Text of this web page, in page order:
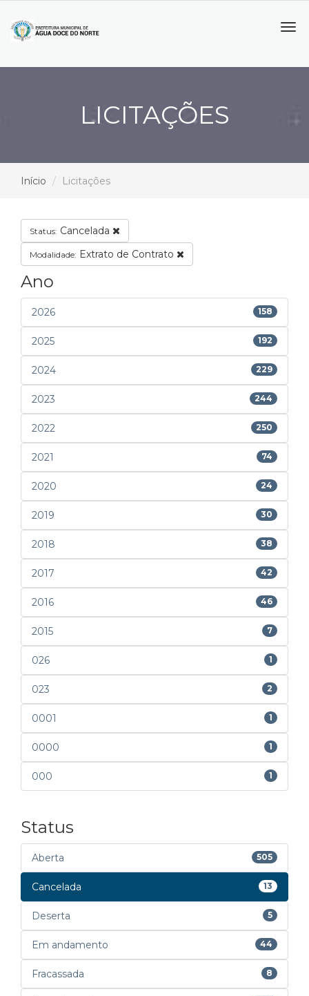
LICITAÇÕES
Início Licitações
Status: Cancelada
Modalidade: Extrato de Contrato
Ano
2026 158
2025 192
2024 229
2023 244
2022 250
2021 74
2020 24
2019 30
2018 38
2017 42
2016 46
2015 7
026 1
023 2
0001 1
0000 1
000 1
Status
Aberta 505
Cancelada 13
Deserta 5
Em andamento 44
Fracassada 8